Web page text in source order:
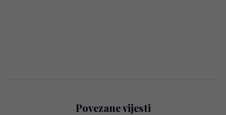
Povezane vijesti